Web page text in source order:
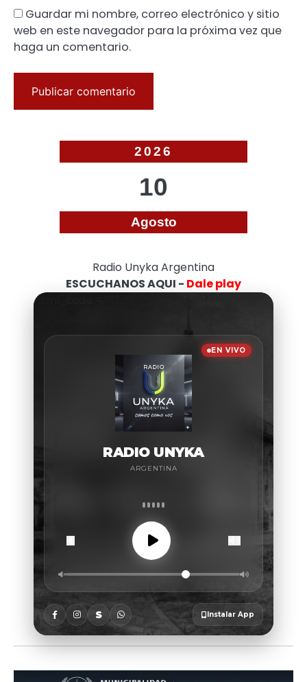
Guardar mi nombre, correo electrónico y sitio
web en este navegador para la próxima vez que
haga un comentario.
2026
10
Agosto
Radio Unyka Argentina
ESCUCHANOS AQUI - Dale play